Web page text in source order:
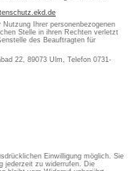
Ihrer personenbezogenen
Stelle in ihren Rechten verletzt
des Beauftragten für
22, 89073 Ulm, Telefon 0731-
Einwilligung möglich. Sie
jederzeit zu widerrufen. Die